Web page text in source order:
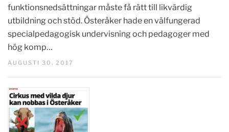
funktionsnedsättningar måste få rätt till likvärdig
utbildning och stöd. Österåker hade en välfungerad
specialpedagogisk undervisning och pedagoger med
hög komp…
AUGUSTI 30, 2017